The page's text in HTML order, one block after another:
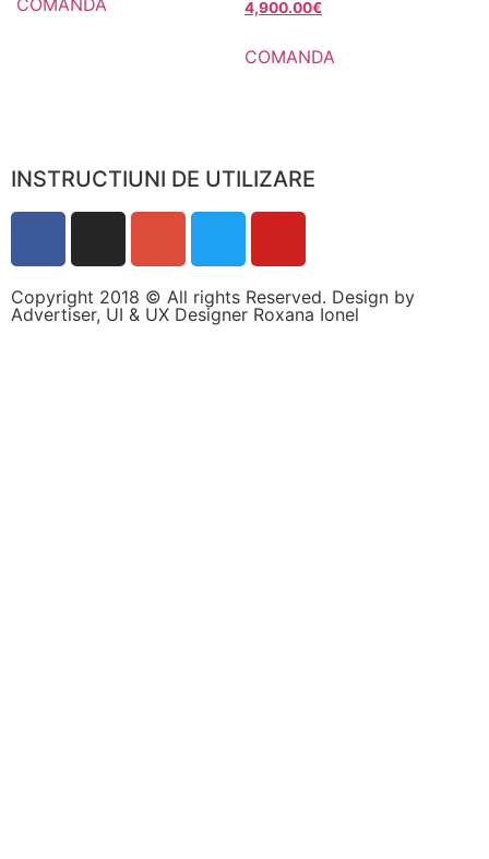
4,900.00€
COMANDA
INSTRUCTIUNI DE UTILIZARE
Copyright 2018 © All rights Reserved. Design by
Advertiser, UI & UX Designer Roxana Ionel